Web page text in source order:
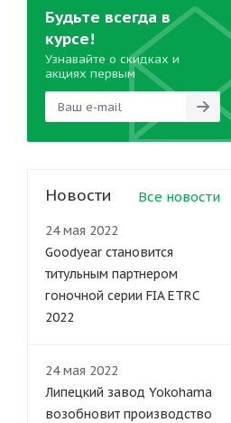
Будьте всегда в
курсе!
Узнавайте о скидках и
акциях первым
Новости Все новости
24 мая 2022
Goodyear становится
титульным партнером
гоночной серии FIA ETRC
2022
24 мая 2022
Липецкий завод Yokohama
возобновит производство